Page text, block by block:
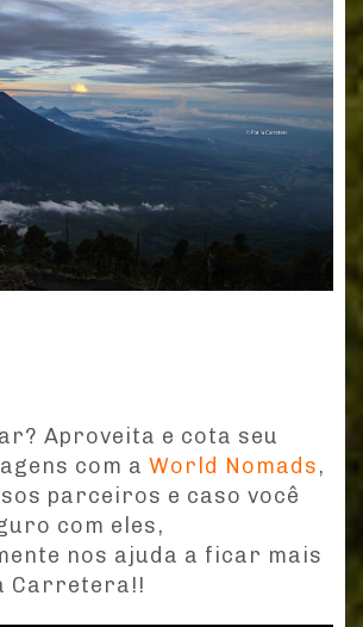
Aproveita e cota seu
com a World Nomads,
parceiros e caso você
com eles,
nos ajuda a ficar mais
Carretera!!